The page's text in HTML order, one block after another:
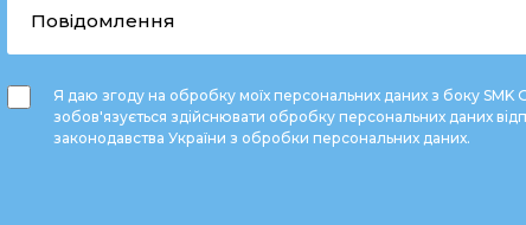
Я даю згоду на обробку моїх персональних даних з боку SMK
зобов'язується здійснювати обробку персональних даних
законодавства України з обробки персональних даних.